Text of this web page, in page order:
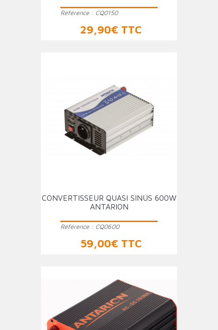
Référence : CQ0150
Prix
29,90€ TTC
CONVERTISSEUR QUASI SINUS 600W
ANTARION
Référence : CQ0600
Prix
59,00€ TTC